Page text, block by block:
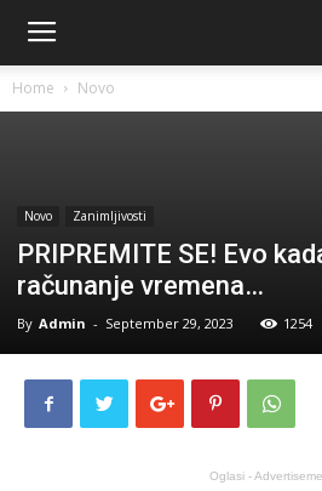
Home Novo
Novo Zanimljivosti
PRIPREMITE SE! Evo
računanje vremena…
By Admin - September 29, 2023 1254
Oglasi -